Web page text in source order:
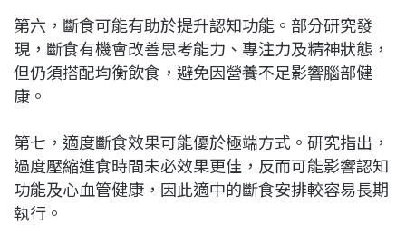
第六，斷食可能有助於提升認知功能。部分研究發
現，斷食有機會改善思考能力、專注力及精神狀態，
但仍須搭配均衡飲食，避免因營養不足影響腦部健
康。
第七，適度斷食效果可能優於極端方式。研究指出，
過度壓縮進食時間未必效果更佳，反而可能影響認知
功能及心血管健康，因此適中的斷食安排較容易長期
執行。